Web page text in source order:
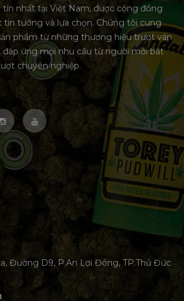
tín nhất tại Việt Nam, được cộng đồng
tưởng và lựa chọn. Chúng tôi cung
phẩm từ những thương hiệu trượt ván
đáp ứng mọi nhu cầu từ người mới bắt
chuyên nghiệp.
Đường D9, P.An Lợi Đông, TP.Thủ Đức